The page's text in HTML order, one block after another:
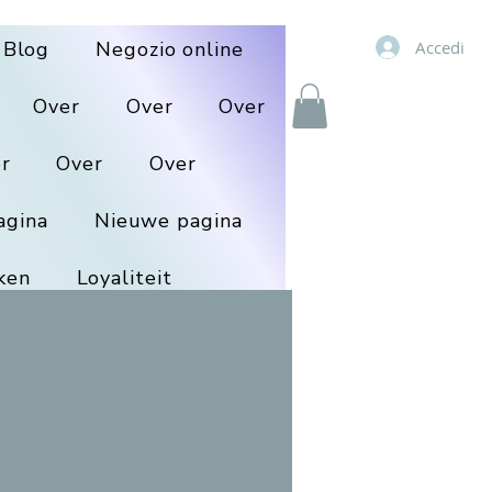
Accedi
Blog Negozio online
Over Over Over
Over Over
Nieuwe pagina
Loyaliteit